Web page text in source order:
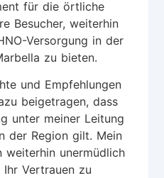
für die örtliche
Besucher, weiterhin
Versorgung in der
zu bieten.
und Empfehlungen
beigetragen, dass
unter meiner Leitung
der Region gilt. Mein
weiterhin unermüdlich
Vertrauen zu